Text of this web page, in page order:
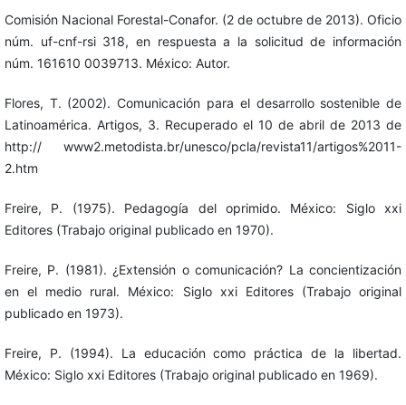
Comisión Nacional Forestal-Conafor. (2 de octubre de 2013). Oficio
núm. uf-cnf-rsi 318, en respuesta a la solicitud de información
núm. 161610 0039713. México: Autor.
Flores, T. (2002). Comunicación para el desarrollo sostenible de
Latinoamérica. Artigos, 3. Recuperado el 10 de abril de 2013 de
http:// www2.metodista.br/unesco/pcla/revista11/artigos%2011-
2.htm
Freire, P. (1975). Pedagogía del oprimido. México: Siglo xxi
Editores (Trabajo original publicado en 1970).
Freire, P. (1981). ¿Extensión o comunicación? La concientización
en el medio rural. México: Siglo xxi Editores (Trabajo original
publicado en 1973).
Freire, P. (1994). La educación como práctica de la libertad.
México: Siglo xxi Editores (Trabajo original publicado en 1969).